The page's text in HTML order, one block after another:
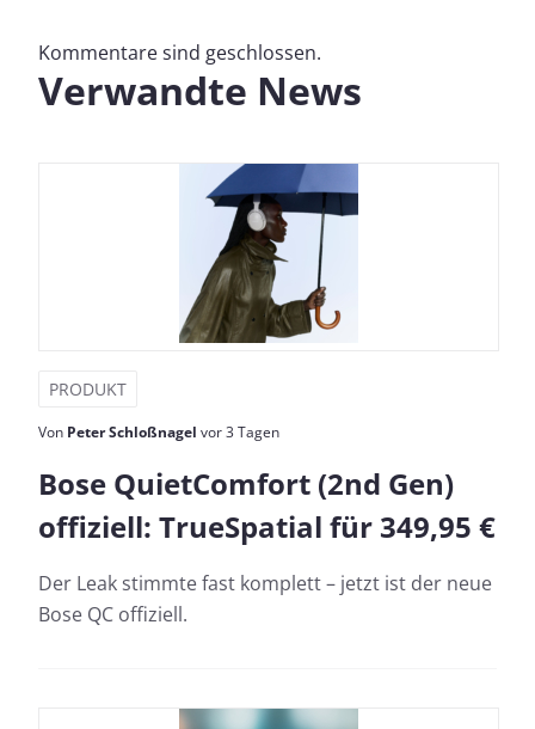
Kommentare sind geschlossen.
Verwandte News
PRODUKT
Von Peter Schloßnagel vor 3 Tagen
Bose QuietComfort (2nd Gen)
offiziell: TrueSpatial für 349,95 €
Der Leak stimmte fast komplett – jetzt ist der neue
Bose QC offiziell.